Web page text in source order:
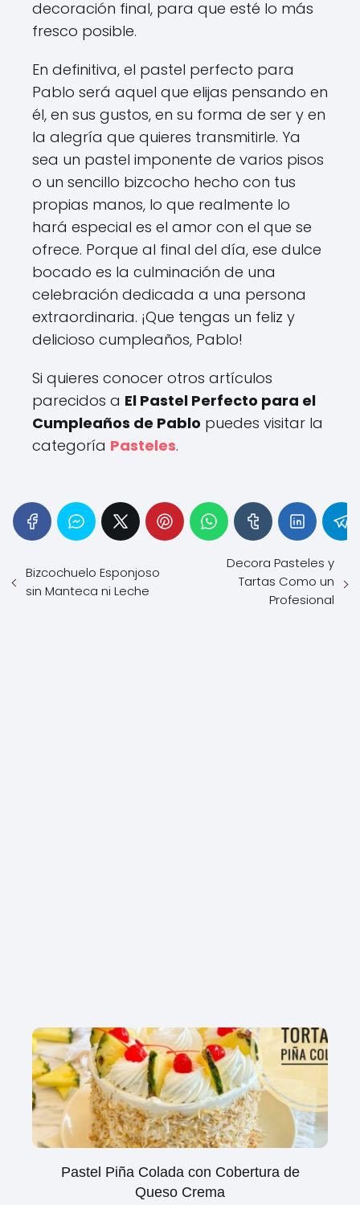
decoración final, para que esté lo más
fresco posible.
En definitiva, el pastel perfecto para
Pablo será aquel que elijas pensando en
él, en sus gustos, en su forma de ser y en
la alegría que quieres transmitirle. Ya
sea un pastel imponente de varios pisos
o un sencillo bizcocho hecho con tus
propias manos, lo que realmente lo
hará especial es el amor con el que se
ofrece. Porque al final del día, ese dulce
bocado es la culminación de una
celebración dedicada a una persona
extraordinaria. ¡Que tengas un feliz y
delicioso cumpleaños, Pablo!
Si quieres conocer otros artículos
parecidos a El Pastel Perfecto para el
Cumpleaños de Pablo puedes visitar la
categoría Pasteles.
Bizcochuelo Esponjoso
sin Manteca ni Leche
Decora Pasteles y
Tartas Como un
Profesional
Pastel Piña Colada con Cobertura de
Queso Crema